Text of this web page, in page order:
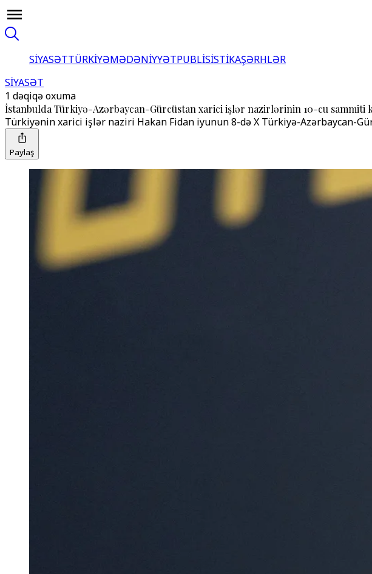
SİYASƏTTÜRKİYƏMƏDƏNİYYƏTPUBLİSİSTİKAŞƏRHLƏR
SİYASƏT
1 dəqiqə oxuma
İstanbulda Türkiyə-Azərbaycan-Gürcüstan xarici işlər nazirlərinin 10-cu sammiti
Türkiyənin xarici işlər naziri Hakan Fidan iyunun 8-də X Türkiyə-Azərbaycan-
Paylaş